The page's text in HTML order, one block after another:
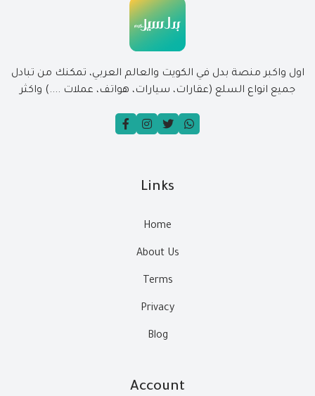
اول واكبر منصة بدل في الكويت والعالم العربي، تمكنك من تبادل
جميع انواع السلع (عقارات، سيارات، هواتف، عملات ....) واكثر
Links
Home
About Us
Terms
Privacy
Blog
Account